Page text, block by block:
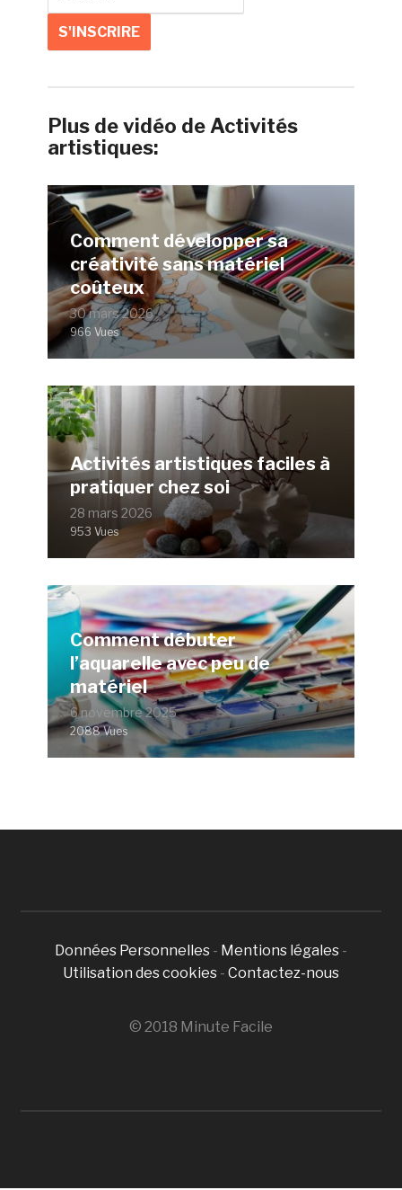
Plus de vidéo de Activités
artistiques:
Comment développer sa
créativité sans matériel
coûteux
30 mars 2026
966 Vues
Activités artistiques faciles à
pratiquer chez soi
28 mars 2026
953 Vues
Comment débuter
l’aquarelle avec peu de
matériel
6 novembre 2025
2088 Vues
Données Personnelles - Mentions légales -
Utilisation des cookies - Contactez-nous
© 2018 Minute Facile